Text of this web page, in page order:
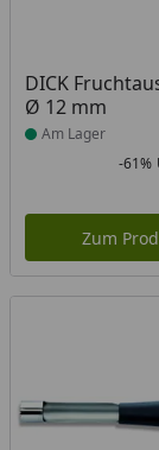
DICK
Ø 12 mm
Produkt am
Am Lager
-61%
Zum